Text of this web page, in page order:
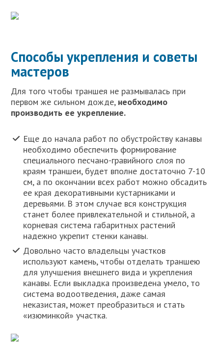
Способы укрепления и советы
мастеров
Для того чтобы траншея не размывалась при
первом же сильном дожде, необходимо
производить ее укрепление.
Еще до начала работ по обустройству канавы
необходимо обеспечить формирование
специального песчано-гравийного слоя по
краям траншеи, будет вполне достаточно 7-10
см, а по окончании всех работ можно обсадить
ее края декоративными кустарниками и
деревьями. В этом случае вся конструкция
станет более привлекательной и стильной, а
корневая система габаритных растений
надежно укрепит стенки канавы.
Довольно часто владельцы участков
используют камень, чтобы отделать траншею
для улучшения внешнего вида и укрепления
канавы. Если выкладка произведена умело, то
система водоотведения, даже самая
неказистая, может преобразиться и стать
«изюминкой» участка.